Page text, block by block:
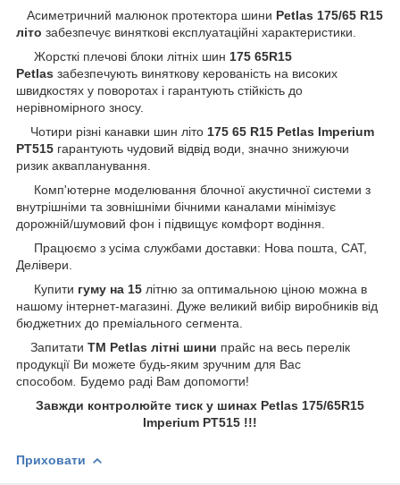
Асиметричний малюнок протектора шини Petlas 175/65 R15
літо забезпечує виняткові експлуатаційні характеристики.
Жорсткі плечові блоки літніх шин 175 65R15
Petlas забезпечують виняткову керованість на високих
швидкостях у поворотах і гарантують стійкість до
нерівномірного зносу.
Чотири різні канавки шин літо 175 65 R15 Petlas Imperium
PT515 гарантують чудовий відвід води, значно знижуючи
ризик аквапланування.
Комп'ютерне моделювання блочної акустичної системи з
внутрішніми та зовнішніми бічними каналами мінімізує
дорожній/шумовий фон і підвищує комфорт водіння.
Працюємо з усіма службами доставки: Нова пошта, САТ,
Делівери.
Купити гуму на 15 літню за оптимальною ціною можна в
нашому інтернет-магазині. Дуже великий вибір виробників від
бюджетних до преміального сегмента.
Запитати ТМ Petlas літні шини прайс на весь перелік
продукції Ви можете будь-яким зручним для Вас
способом
Будемо раді Вам допомогти!
Завжди контролюйте тиск у шинах Petlas 175/65R15
Imperium PT515 !!!
Приховати